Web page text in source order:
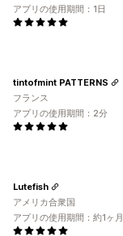
アプリの使用期間：1日
tintofmint PATTERNS
フランス
アプリの使用期間：2分
Lutefish
アメリカ合衆国
アプリの使用期間：約1ヶ月